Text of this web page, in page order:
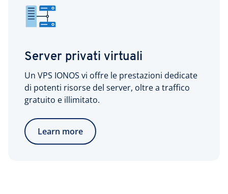
Server privati virtuali
Un VPS IONOS vi offre le prestazioni dedicate
di potenti risorse del server, oltre a traffico
gratuito e illimitato.
Learn more